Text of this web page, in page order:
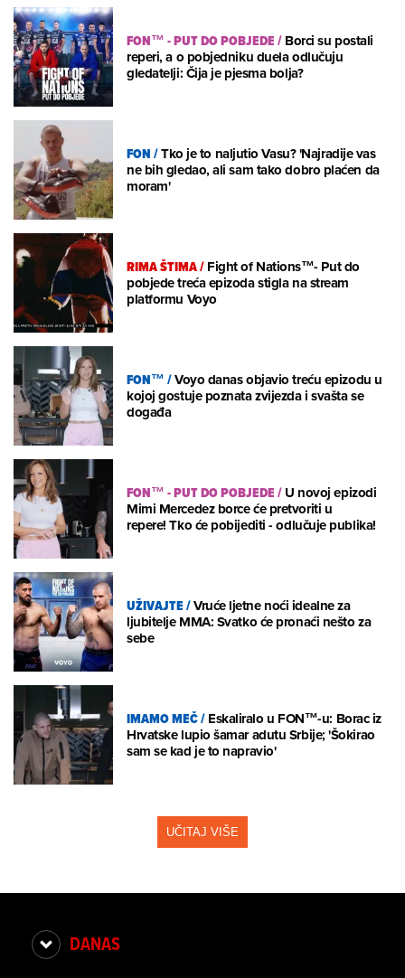
FON™ - PUT DO POBJEDE/Borci su postali
reperi, a o pobjedniku duela odlučuju
gledatelji: Čija je pjesma bolja?
FON/Tko je to naljutio Vasu? 'Najradije vas
ne bih gledao, ali sam tako dobro plaćen da
moram'
RIMA ŠTIMA/Fight of Nations™- Put do
pobjede treća epizoda stigla na stream
platformu Voyo
FON™/Voyo danas objavio treću epizodu u
kojoj gostuje poznata zvijezda i svašta se
događa
FON™ - PUT DO POBJEDE/U novoj epizodi
Mimi Mercedez borce će pretvoriti u
repere! Tko će pobijediti - odlučuje publika!
UŽIVAJTE/Vruće ljetne noći idealne za
ljubitelje MMA: Svatko će pronaći nešto za
sebe
IMAMO MEČ/Eskaliralo u FON™-u: Borac iz
Hrvatske lupio šamar adutu Srbije; 'Šokirao
sam se kad je to napravio'
UČITAJ VIŠE
DANAS